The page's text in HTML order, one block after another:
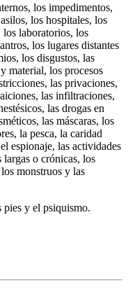
los impedimentos,
los hospitales, los
laboratorios, los
los lugares distantes
los disgustos, las
material, los procesos
las privaciones,
las infiltraciones,
las drogas en
las máscaras, los
la pesca, la caridad
espionaje, las actividades
largas o crónicas, los
monstruos y las
pies y el psiquismo.